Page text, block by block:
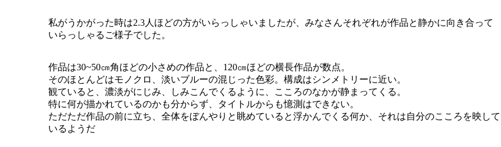
私がうかがった時は2.3人ほどの方がいらっしゃいましたが、みなさんそれぞれが作品と静かに向き合って
いらっしゃるご様子でした。
作品は30~50㎝角ほどの小さめの作品と、120㎝ほどの横長作品が数点。
そのほとんどはモノクロ、淡いブルーの混じった色彩。構成はシンメトリーに近い。
観ていると、濃淡がにじみ、しみこんでくるように、こころのなかが静まってくる。
特に何が描かれているのかも分からず、タイトルからも憶測はできない。
ただただ作品の前に立ち、全体をぼんやりと眺めていると浮かんでくる何か、それは自分のこころを映して
いるようだ